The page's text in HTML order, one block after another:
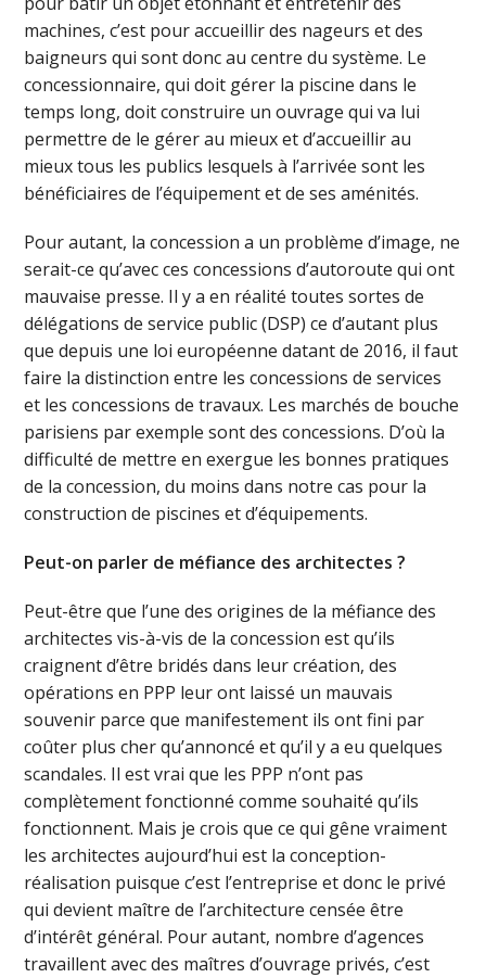
machines, c’est pour accueillir des nageurs et des
baigneurs qui sont donc au centre du système. Le
concessionnaire, qui doit gérer la piscine dans le
temps long, doit construire un ouvrage qui va lui
permettre de le gérer au mieux et d’accueillir au
mieux tous les publics lesquels à l’arrivée sont les
bénéficiaires de l’équipement et de ses aménités.
Pour autant, la concession a un problème d’image, ne
serait-ce qu’avec ces concessions d’autoroute qui ont
mauvaise presse. Il y a en réalité toutes sortes de
délégations de service public (DSP) ce d’autant plus
que depuis une loi européenne datant de 2016, il faut
faire la distinction entre les concessions de services
et les concessions de travaux. Les marchés de bouche
parisiens par exemple sont des concessions. D’où la
difficulté de mettre en exergue les bonnes pratiques
de la concession, du moins dans notre cas pour la
construction de piscines et d’équipements.
Peut-on parler de méfiance des architectes ?
Peut-être que l’une des origines de la méfiance des
architectes vis-à-vis de la concession est qu’ils
craignent d’être bridés dans leur création, des
opérations en PPP leur ont laissé un mauvais
souvenir parce que manifestement ils ont fini par
coûter plus cher qu’annoncé et qu’il y a eu quelques
scandales. Il est vrai que les PPP n’ont pas
complètement fonctionné comme souhaité qu’ils
fonctionnent. Mais je crois que ce qui gêne vraiment
les architectes aujourd’hui est la conception-
réalisation puisque c’est l’entreprise et donc le privé
qui devient maître de l’architecture censée être
d’intérêt général. Pour autant, nombre d’agences
travaillent avec des maîtres d’ouvrage privés, c’est